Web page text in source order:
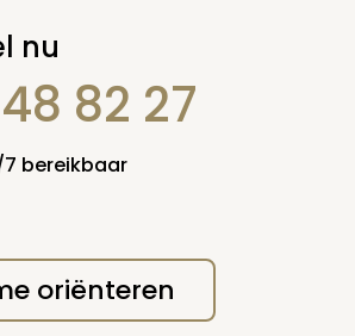
nu
82 27
bereikbaar
oriënteren